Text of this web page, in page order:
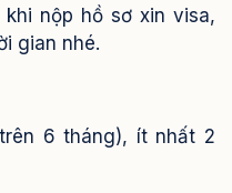
nộp hồ sơ xin visa,
gian nhé.
6 tháng), ít nhất 2